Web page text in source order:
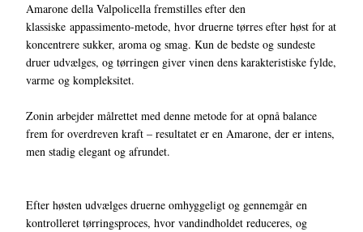
Amarone della Valpolicella fremstilles efter den
klassiske appassimento-metode, hvor druerne tørres efter høst for at
koncentrere sukker, aroma og smag. Kun de bedste og sundeste
druer udvælges, og tørringen giver vinen dens karakteristiske fylde,
varme og kompleksitet.
Zonin arbejder målrettet med denne metode for at opnå balance
frem for overdreven kraft – resultatet er en Amarone, der er intens,
men stadig elegant og afrundet.
Efter høsten udvælges druerne omhyggeligt og gennemgår en
kontrolleret tørringsproces, hvor vandindholdet reduceres, og